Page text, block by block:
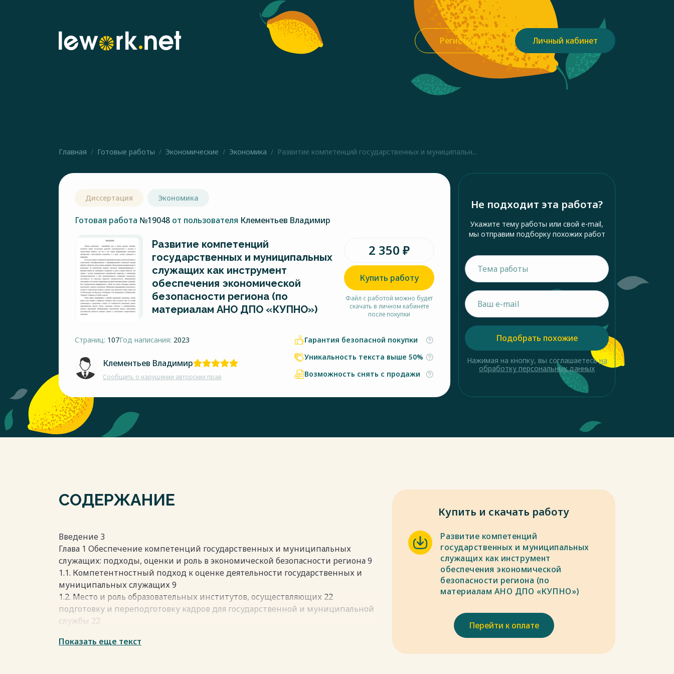
Регистрация Личный кабинет
Главная Готовые работы Экономические Экономика Развитие компетенций государственных и муниципальн...
Диссертация Экономика
Готовая работа №19048 от пользователя Клементьев Владимир
Развитие компетенций
государственных и муниципальных
служащих как инструмент
обеспечения экономической
безопасности региона (по
материалам АНО ДПО «КУПНО»)
2 350 ₽
Купить работу
Файл с работой можно будет
скачать в личном кабинете
после покупки
Страниц: 107Год написания: 2023
Клементьев Владимир
Сообщить о нарушении авторских прав
Гарантия безопасной покупки
Уникальность текста выше 50%
Возможность снять с продажи
Не подходит эта работа?
Укажите тему работы или свой e-mail,
мы отправим подборку похожих работ
Подобрать похожие
Нажимая на кнопку, вы соглашаетесьна
обработку персональных данных
СОДЕРЖАНИЕ
Введение 3
Глава 1 Обеспечение компетенций государственных и муниципальных
служащих: подходы, оценки и роль в экономической безопасности региона 9
1.1. Компетентностный подход к оценке деятельности государственных и
муниципальных служащих 9
1.2. Место и роль образовательных институтов, осуществляющих 22
подготовку и переподготовку кадров для государственной и муниципальной
службы 22
совершенствования компетенций 30
Показать еще текст
Купить и скачать работу
Развитие компетенций
государственных и муниципальных
служащих как инструмент
обеспечения экономической
безопасности региона (по
материалам АНО ДПО «КУПНО»)
Перейти к оплате